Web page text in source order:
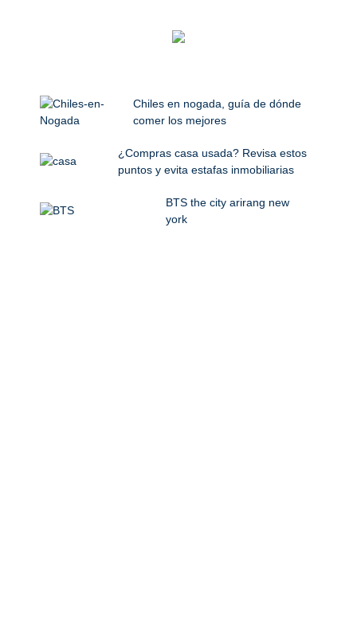
Chiles en nogada, guía de dónde
comer los mejores
¿Compras casa usada? Revisa estos
puntos y evita estafas inmobiliarias
BTS the city arirang new
york